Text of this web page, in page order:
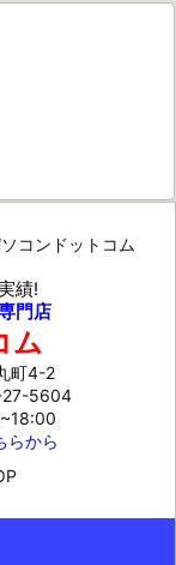
績!
門店
ム
町4-2
5604
らから